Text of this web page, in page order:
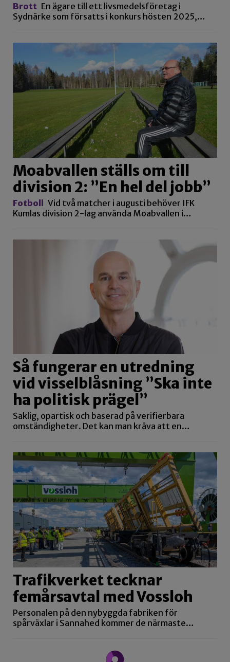
Brott En ägare till ett livsmedelsföretag i
Sydnärke som försatts i konkurs hösten 2025,…
Moabvallen ställs om till
division 2: ”En hel del jobb”
Fotboll Vid två matcher i augusti behöver IFK
Kumlas division 2-lag använda Moabvallen i…
Så fungerar en utredning
vid visselblåsning ”Ska inte
ha politisk prägel”
Saklig, opartisk och baserad på verifierbara
omständigheter. Det kan man kräva att en…
Trafikverket tecknar
femårsavtal med Vossloh
Personalen på den nybyggda fabriken för
spårväxlar i Sannahed kommer de närmaste…